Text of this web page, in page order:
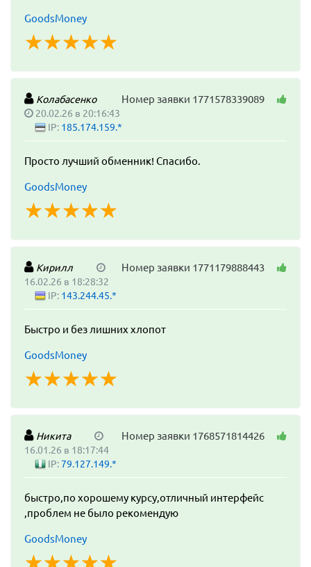
GoodsMoney
☆☆☆☆☆
★★★★★
Номер заявки 1771578339089
Колабасенко
20.02.26 в 20:16:43
IP: 185.174.159.*
Просто лучший обменник! Спасибо.
GoodsMoney
☆☆☆☆☆
★★★★★
Номер заявки 1771179888443
Кирилл
16.02.26 в 18:28:32
IP: 143.244.45.*
Быстро и без лишних хлопот
GoodsMoney
☆☆☆☆☆
★★★★★
Номер заявки 1768571814426
Никита
16.01.26 в 18:17:44
IP:79.127.149.*
быстро,по хорошему курсу,отличный интерфейс
,проблем не было рекомендую
GoodsMoney